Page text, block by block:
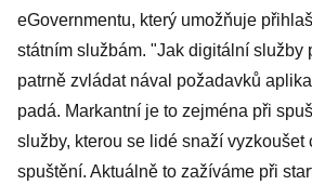
eGovernmentu, který umožňuje
státním službám. "Jak digitální služby
patrně zvládat nával požadavků
padá. Markantní je to zejména při
služby, kterou se lidé snaží vyzkoušet
spuštění. Aktuálně to zažíváme při